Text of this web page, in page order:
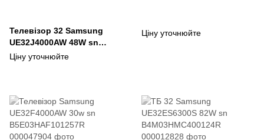
Телевізор 32 Samsung
UE32J4000AW 48W sn
0BW83HAGA12641D
Ціну уточнюйте
Ціну уточнюйте